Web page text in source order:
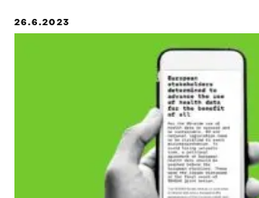
26.6.2023